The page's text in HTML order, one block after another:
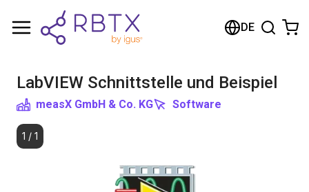
DE
LabVIEW Schnittstelle und Beispiel
measX GmbH & Co. KG Software
1 / 1
Warenkorb
Im Shop stöbern